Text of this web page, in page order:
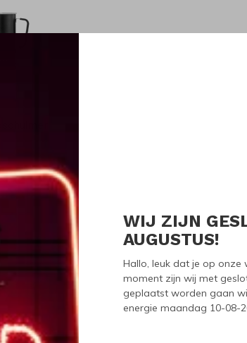
WIJ ZIJN
AUGUSTUS!
Hallo, leuk dat je op onze
moment zijn wij met
geplaatst worden gaan
energie maandag 10-08-
Seen 1 of the 1